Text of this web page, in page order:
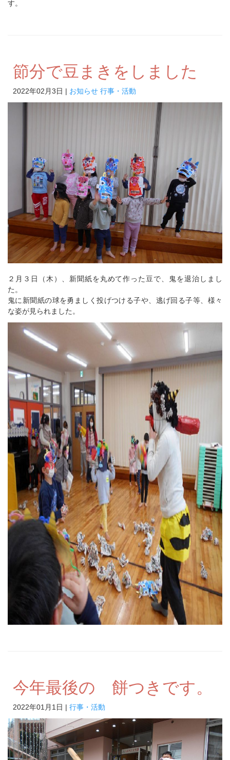
す。
節分で豆まきをしました
2022年02月3日 | お知らせ 行事・活動
２月３日（木）、新聞紙を丸めて作った豆で、鬼を退治しまし
た。
鬼に新聞紙の球を勇ましく投げつける子や、逃げ回る子等、様々
な姿が見られました。
今年最後の 餅つきです。
2022年01月1日 | 行事・活動